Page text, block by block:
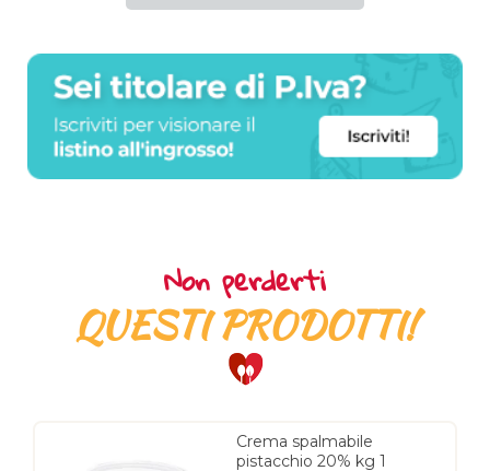
Non perderti
QUESTI PRODOTTI!
Crema spalmabile
pistacchio 20% kg 1